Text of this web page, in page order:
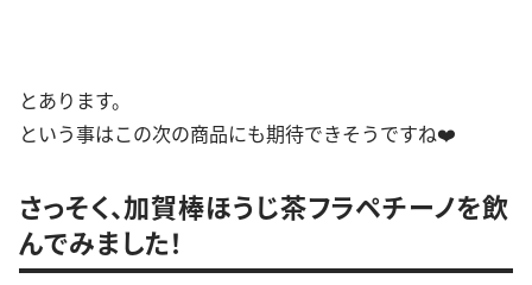
とあります。
という事はこの次の商品にも期待できそうですね❤️
さっそく、加賀棒ほうじ茶フラペチーノを飲
んでみました！